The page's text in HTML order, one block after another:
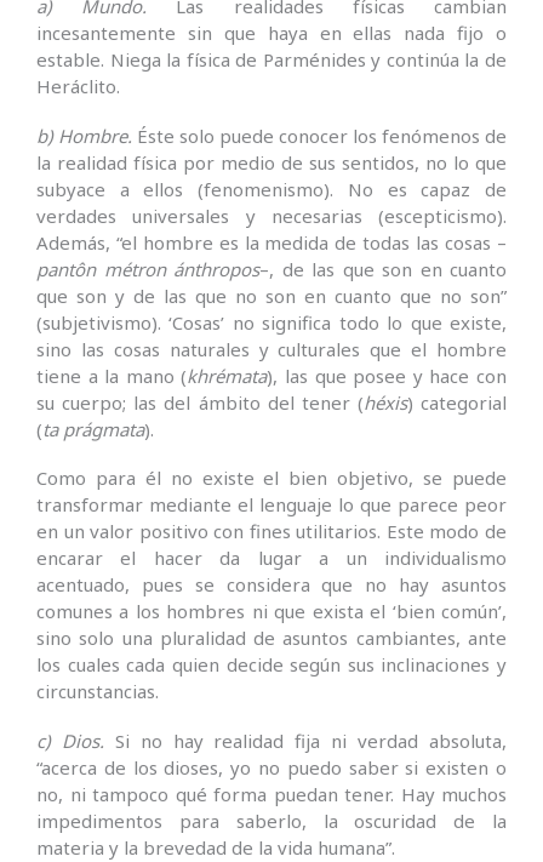
a) Mundo. Las realidades físicas cambian
incesantemente sin que haya en ellas nada fijo o
estable. Niega la física de Parménides y continúa la de
Heráclito.
b) Hombre. Éste solo puede conocer los fenómenos de
la realidad física por medio de sus sentidos, no lo que
subyace a ellos (fenomenismo). No es capaz de
verdades universales y necesarias (escepticismo).
Además, “el hombre es la medida de todas las cosas –
pantôn métron ánthropos–, de las que son en cuanto
que son y de las que no son en cuanto que no son”
(subjetivismo). ‘Cosas’ no significa todo lo que existe,
sino las cosas naturales y culturales que el hombre
tiene a la mano (khrémata), las que posee y hace con
su cuerpo; las del ámbito del tener (héxis) categorial
(ta prágmata).
Como para él no existe el bien objetivo, se puede
transformar mediante el lenguaje lo que parece peor
en un valor positivo con fines utilitarios. Este modo de
encarar el hacer da lugar a un individualismo
acentuado, pues se considera que no hay asuntos
comunes a los hombres ni que exista el ‘bien común’,
sino solo una pluralidad de asuntos cambiantes, ante
los cuales cada quien decide según sus inclinaciones y
circunstancias.
c) Dios. Si no hay realidad fija ni verdad absoluta,
“acerca de los dioses, yo no puedo saber si existen o
no, ni tampoco qué forma puedan tener. Hay muchos
impedimentos para saberlo, la oscuridad de la
materia y la brevedad de la vida humana”.